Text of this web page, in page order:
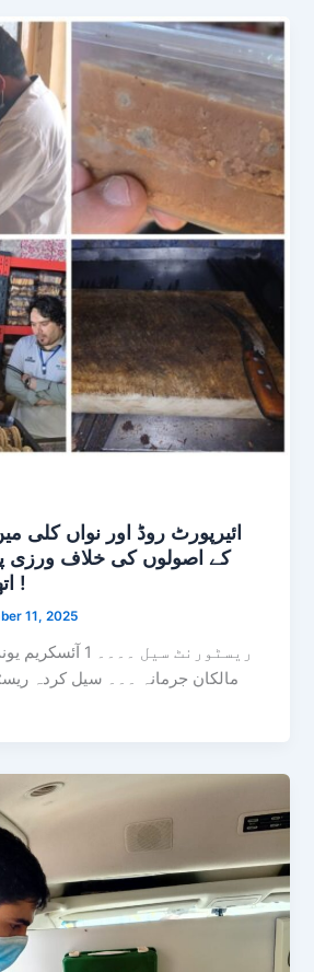
ائیرپورٹ روڈ اور نواں
کے اصولوں کی خلاف ورزی
اتھارٹی ان ایکشن !
11, 2025
مالکان جرمانہ ۔۔۔ سیل کردہ